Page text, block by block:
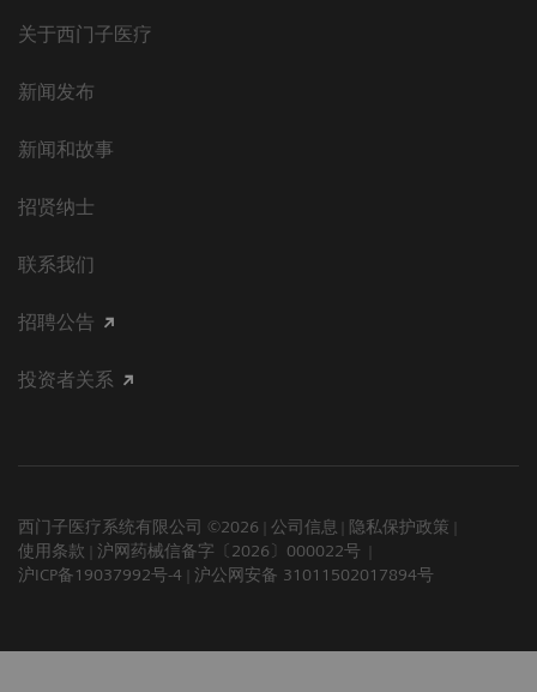
关于西门子医疗
新闻发布
新闻和故事
招贤纳士
联系我们
招聘公告
投资者关系
西门子医疗系统有限公司 ©2026 公司信息
隐私保护政策
使用条款
沪网药械信备字〔2026〕000022号
沪ICP备19037992号-4
沪公网安备 31011502017894号